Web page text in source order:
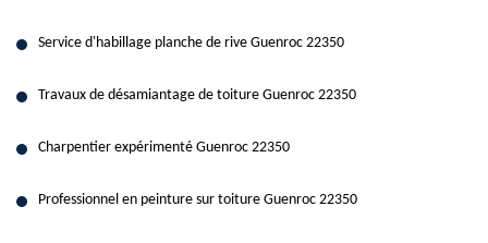
Service d'habillage planche de rive Guenroc 22350
Travaux de désamiantage de toiture Guenroc 22350
Charpentier expérimenté Guenroc 22350
Professionnel en peinture sur toiture Guenroc 22350